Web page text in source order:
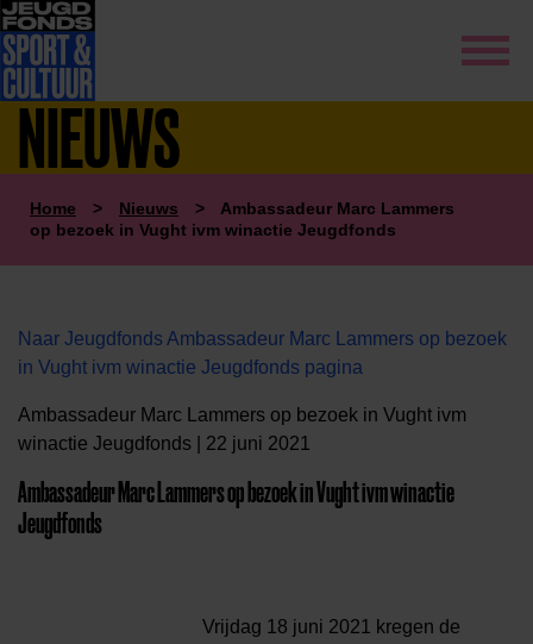
NIEUWS
Home > Nieuws >
Ambassadeur Marc Lammers
op bezoek in Vught ivm winactie Jeugdfonds
Naar Jeugdfonds Ambassadeur Marc Lammers op bezoek
in Vught ivm winactie Jeugdfonds pagina
Ambassadeur Marc Lammers op bezoek in Vught ivm
winactie Jeugdfonds | 22 juni 2021
Ambassadeur Marc Lammers op bezoek in Vught ivm winactie
Jeugdfonds
Vrijdag 18 juni 2021 kregen de